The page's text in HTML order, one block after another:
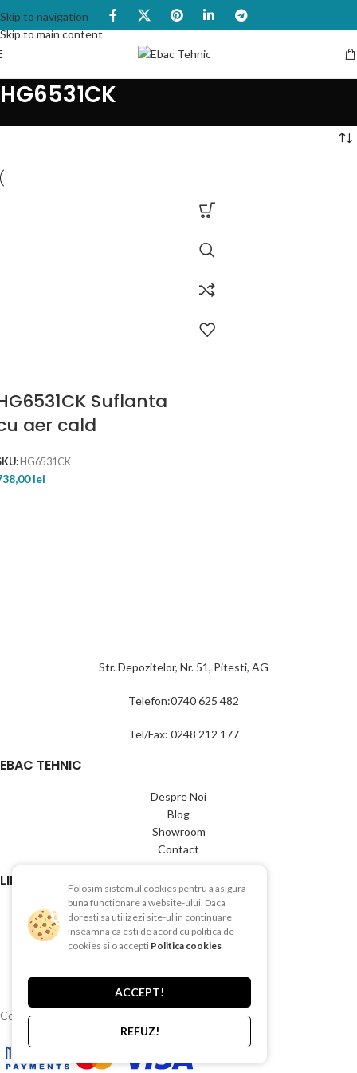
Skip to navigation
Skip to main content
HG6531CK
Suflanta
aer cald
HG6531CK
lei
Str. Depozitelor, Nr. 51, Pitesti, AG
Telefon:0740 625 482
Tel/Fax: 0248 212 177
EBAC TEHNIC
Despre Noi
Blog
Showroom
Contact
LINK-URI UTILE
Termeni si conditii
Politica de Confientialitate
Politica de Cookies
Livrare si plata
Copyright © 2015-2025 EBAC TEHNIC
Folosim sistemul cookies pentru a asigura
buna functionare a website-ului. Daca
doresti sa utilizezi site-ul in continuare
inseamna ca esti de acord cu politica de
cookies si o accepti Politica cookies
ACCEPT!
REFUZ!